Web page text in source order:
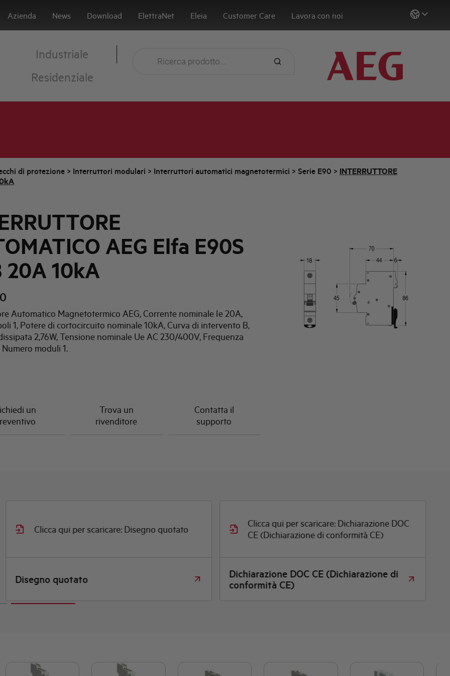
Azienda News Download ElettraNet Eleia Customer Care Lavora con noi
Industriale
Residenziale
di protezione > Interruttori modulari > Interruttori automatici magnetotermici > Serie E90 > INTERRUTTORE
AEG Elfa E90S
20A 10kA
Automatico Magnetotermico AEG, Corrente nominale Ie 20A,
1, Potere di cortocircuito nominale 10kA, Curva di intervento B,
2,76W, Tensione nominale Ue AC 230/400V, Frequenza
moduli 1.
un
Trova un
rivenditore
Contatta il
supporto
Clicca qui per scaricare: Disegno quotato
Disegno quotato
Clicca qui per scaricare: Dichiarazione DOC
CE (Dichiarazione di conformità CE)
Dichiarazione DOC CE (Dichiarazione di
conformità CE)